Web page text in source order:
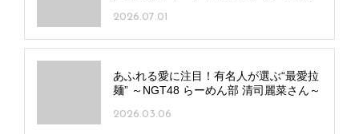
2026.07.01
あふれる愛に注目！有名人が選ぶ“最愛拉
麺” ～NGT48 らーめん部 清司麗菜さん～
2026.03.06